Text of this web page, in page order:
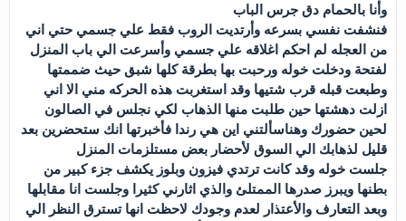
وأنا بالحمام دق جرس الباب
فنشفت نفسي بسرعه وأرتديت الروب فقط علي جسمي حتي اني
من العجله لم احكم اغلاقه علي جسمي وأسرعت الي باب المنزل
لفتحة ودخلت خوله ورحبت بها بطرقة كلها شبق حيث ضممتها
وطبعت قبله قرب شتيها وقد استغربت هذه الحركه مني الا اني
ازلت دهشتها حين طلبت منها الذهاب لكي نجلس في الصالون
لحين حضورك وهناسألتني اين هي رندا فأخبرتها انك ستحضرين بعد
قليل لذهابك الي السوق لأحضار بعض مستلزمات المنزل
جلست خوله وقد كانت ترتدي فيزون وبلوز يكشف جزء كبير من
بطنها ويبرز صدرها الممتلئ والذي اثارني كثيرا وجلست انا مقابلها
وبعد التعارف والأعتذار لعدم وجودك لاحظت انها تسترق النظر الي